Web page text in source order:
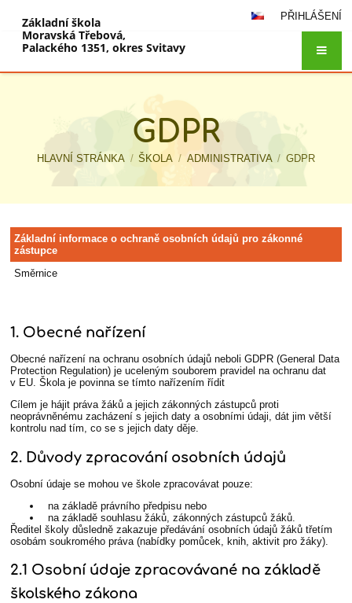
PŘIHLÁŠENÍ
Základní škola
Moravská Třebová,
Palackého 1351, okres Svitavy
GDPR
HLAVNÍ STRÁNKA / ŠKOLA / ADMINISTRATIVA / GDPR
GDPR
Základní informace o ochraně osobních údajů pro zákonné
zástupce
Směrnice
1. Obecné nařízení
Obecné nařízení na ochranu osobních údajů neboli GDPR (General Data
Protection Regulation) je uceleným souborem pravidel na ochranu dat
v EU. Škola je povinna se tímto nařízením řídit
Cílem je hájit práva žáků a jejich zákonných zástupců proti
neoprávněnému zacházení s jejich daty a osobními údaji, dát jim větší
kontrolu nad tím, co se s jejich daty děje.
2. Důvody zpracování osobních údajů
Osobní údaje se mohou ve škole zpracovávat pouze:
na základě právního předpisu nebo
na základě souhlasu žáků, zákonných zástupců žáků.
Ředitel školy důsledně zakazuje předávání osobních údajů žáků třetím
osobám soukromého práva (nabídky pomůcek, knih, aktivit pro žáky).
2.1 Osobní údaje zpracovávané na základě
školského zákona